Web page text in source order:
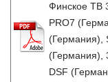
Финское ТВ
PRO7
(Германия),
(Германия),
DSF